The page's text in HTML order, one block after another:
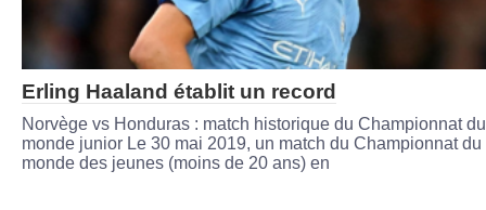
Erling Haaland établit un record
Norvège vs Honduras : match historique du Championnat du
monde junior Le 30 mai 2019, un match du Championnat du
monde des jeunes (moins de 20 ans) en